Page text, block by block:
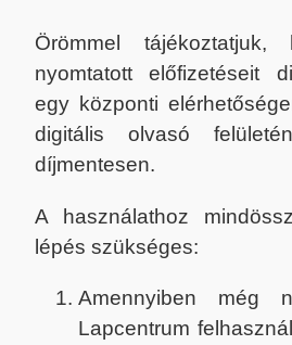
Örömmel tájékoztatjuk,
nyomtatott előfizetéseit
egy központi
digitális olvasó
díjmentesen.
A használathoz
lépés szükséges:
Amennyiben még
Lapcentrum